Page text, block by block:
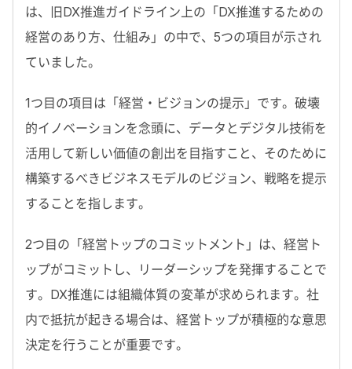
は、旧DX推進ガイドライン上の「DX推進するための
経営のあり方、仕組み」の中で、5つの項目が示され
ていました。
1つ目の項目は「経営・ビジョンの提示」です。破壊
的イノベーションを念頭に、データとデジタル技術を
活用して新しい価値の創出を目指すこと、そのために
構築するべきビジネスモデルのビジョン、戦略を提示
することを指します。
2つ目の「経営トップのコミットメント」は、経営ト
ップがコミットし、リーダーシップを発揮することで
す。DX推進には組織体質の変革が求められます。社
内で抵抗が起きる場合は、経営トップが積極的な意思
決定を行うことが重要です。